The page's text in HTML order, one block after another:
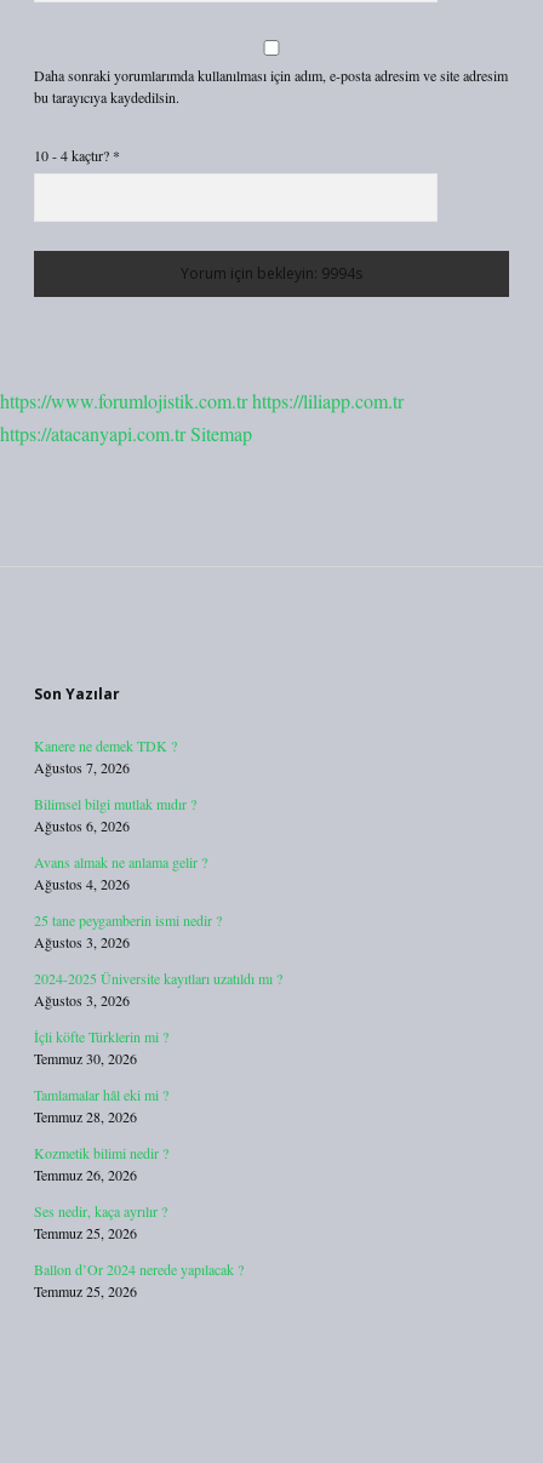
Daha sonraki yorumlarımda kullanılması için adım, e-posta adresim ve site adresim
bu tarayıcıya kaydedilsin.
10 - 4 kaçtır? *
https://www.forumlojistik.com.trhttps://liliapp.com.tr
https://atacanyapi.com.trSitemap
Son Yazılar
Kanere ne demek TDK ?
Ağustos 7, 2026
Bilimsel bilgi mutlak mıdır ?
Ağustos 6, 2026
Avans almak ne anlama gelir ?
Ağustos 4, 2026
25 tane peygamberin ismi nedir ?
Ağustos 3, 2026
2024-2025 Üniversite kayıtları uzatıldı mı ?
Ağustos 3, 2026
İçli köfte Türklerin mi ?
Temmuz 30, 2026
Tamlamalar hâl eki mi ?
Temmuz 28, 2026
Kozmetik bilimi nedir ?
Temmuz 26, 2026
Ses nedir, kaça ayrılır ?
Temmuz 25, 2026
Ballon d’Or 2024 nerede yapılacak ?
Temmuz 25, 2026